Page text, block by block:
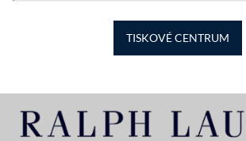
TISKOVÉ CENTRUM